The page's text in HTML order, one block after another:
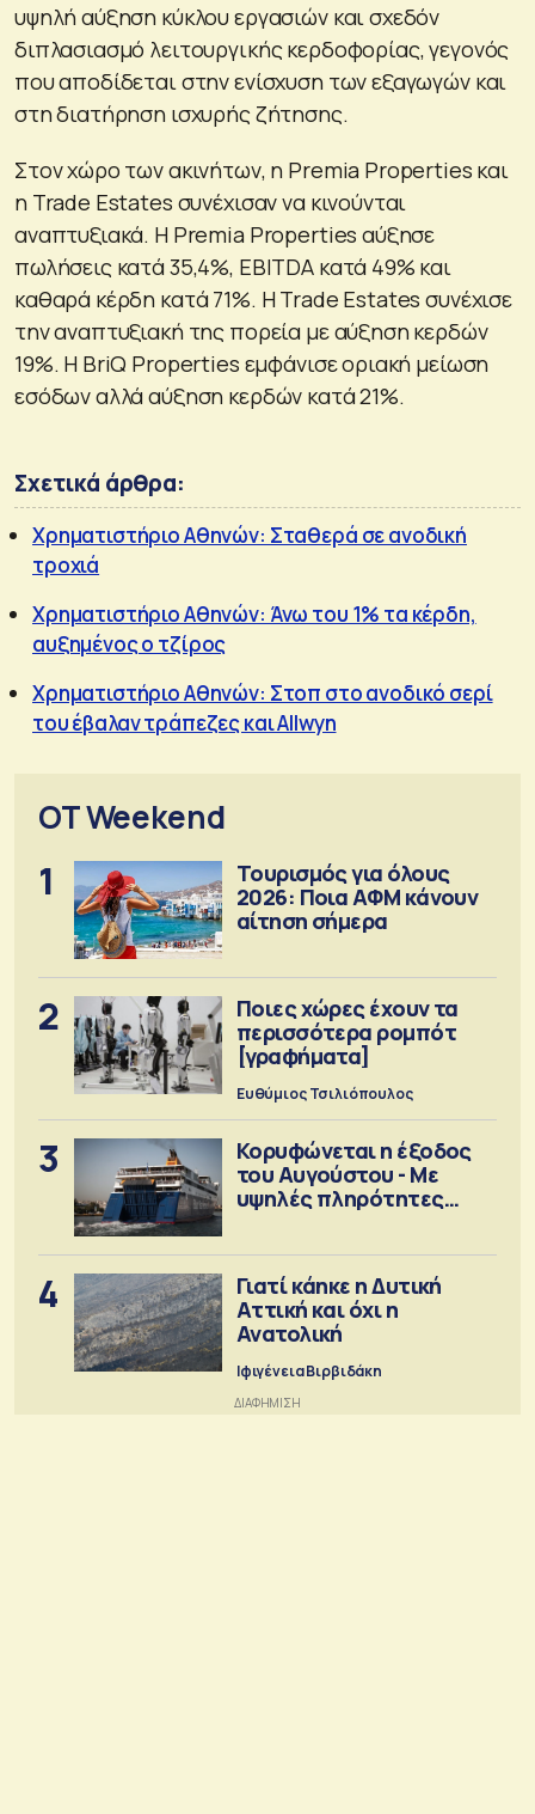
υψηλή αύξηση κύκλου εργασιών και σχεδόν
διπλασιασμό λειτουργικής κερδοφορίας, γεγονός
που αποδίδεται στην ενίσχυση των εξαγωγών και
στη διατήρηση ισχυρής ζήτησης.
Στον χώρο των ακινήτων, η Premia Properties και
η Trade Estates συνέχισαν να κινούνται
αναπτυξιακά. Η Premia Properties αύξησε
πωλήσεις κατά 35,4%, EBITDA κατά 49% και
καθαρά κέρδη κατά 71%. Η Trade Estates συνέχισε
την αναπτυξιακή της πορεία με αύξηση κερδών
19%. Η BriQ Properties εμφάνισε οριακή μείωση
εσόδων αλλά αύξηση κερδών κατά 21%.
Σχετικά άρθρα:
Χρηματιστήριο Αθηνών: Σταθερά σε ανοδική
τροχιά
Χρηματιστήριο Αθηνών: Άνω του 1% τα κέρδη,
αυξημένος ο τζίρος
Χρηματιστήριο Αθηνών: Στοπ στο ανοδικό σερί
του έβαλαν τράπεζες και Allwyn
OT Weekend
1
Τουρισμός για όλους
2026: Ποια ΑΦΜ κάνουν
αίτηση σήμερα
2
Ποιες χώρες έχουν τα
περισσότερα ρομπότ
[γραφήματα]
Ευθύμιος Τσιλιόπουλος
3
Κορυφώνεται η έξοδος
του Αυγούστου - Με
υψηλές πληρότητες
4
Γιατί κάηκε η Δυτική
Αττική και όχι η
Ανατολική
Ιφιγένεια Βιρβιδάκη